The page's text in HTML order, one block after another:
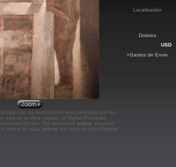
Localización
Dolares
USD
+Gastos de Envio
sin autorización está prohibida por ley.
está en la obra original. All Rights Reserved.
by law. The watermark arteuy does not
marca de agua arteuy não esta na obra Original